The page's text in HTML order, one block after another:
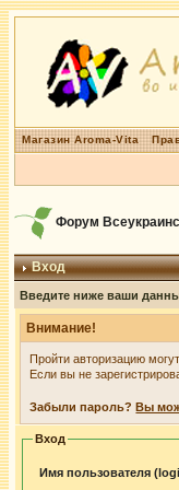
Магазин Aroma-Vita
Форум
Вход
Введите ниже ваши
Внимание!
Пройти авторизацию
Если вы не
Забыли пароль?Вы
Вход
Имя пользователя